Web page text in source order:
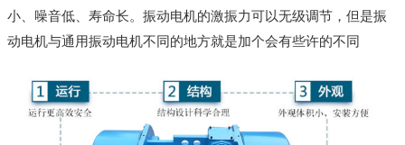
小、噪音低、寿命长。振动电机的激振力可以无级调节，但是振
动电机与通用振动电机不同的地方就是加个会有些许的不同